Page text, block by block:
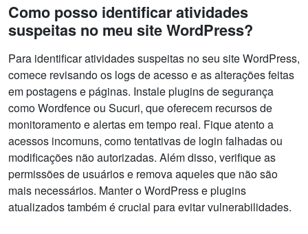
Como posso identificar atividades
suspeitas no meu site WordPress?
Para identificar atividades suspeitas no seu site WordPress,
comece revisando os logs de acesso e as alterações feitas
em postagens e páginas. Instale plugins de segurança
como Wordfence ou Sucuri, que oferecem recursos de
monitoramento e alertas em tempo real. Fique atento a
acessos incomuns, como tentativas de login falhadas ou
modificações não autorizadas. Além disso, verifique as
permissões de usuários e remova aqueles que não são
mais necessários. Manter o WordPress e plugins
atualizados também é crucial para evitar vulnerabilidades.